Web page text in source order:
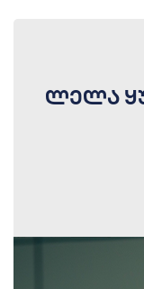
ლელა